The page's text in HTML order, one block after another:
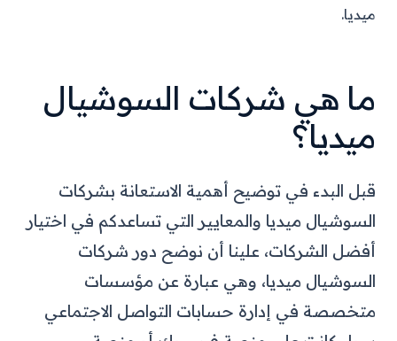
ميديا.
ما هي شركات السوشيال
ميديا؟
قبل البدء في توضيح أهمية الاستعانة بشركات
السوشيال ميديا والمعايير التي تساعدكم في اختيار
أفضل الشركات، علينا أن نوضح دور شركات
السوشيال ميديا، وهي عبارة عن مؤسسات
متخصصة في إدارة حسابات التواصل الاجتماعي